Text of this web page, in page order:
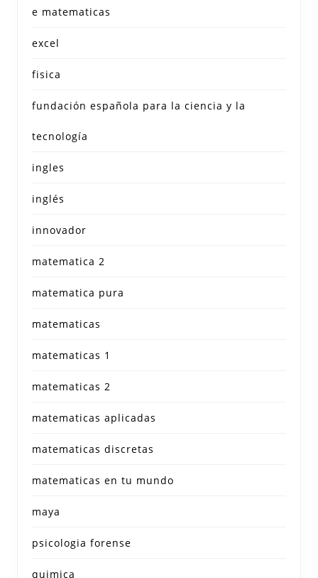
e matematicas
excel
fisica
fundación española para la ciencia y la
tecnología
ingles
inglés
innovador
matematica 2
matematica pura
matematicas
matematicas 1
matematicas 2
matematicas aplicadas
matematicas discretas
matematicas en tu mundo
maya
psicologia forense
quimica